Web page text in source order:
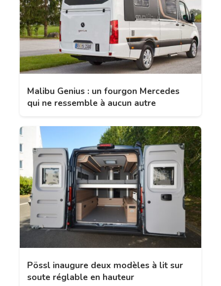
Malibu Genius : un fourgon Mercedes
qui ne ressemble à aucun autre
Pössl inaugure deux modèles à lit sur
soute réglable en hauteur